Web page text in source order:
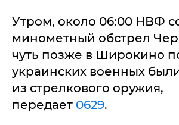
Утром, около 06:00 НВФ
минометный обстрел
чуть позже в Широкино
украинских военных
из стрелкового оружия,
передает 0629.